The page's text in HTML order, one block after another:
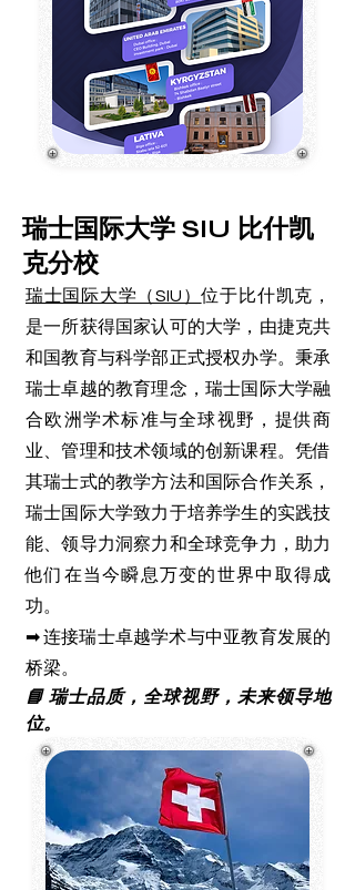
瑞士国际大学 SIU 比什凯
克分校
瑞士国际大学（SIU）位于比什凯克，
是一所获得国家认可的大学，由捷克共
和国教育与科学部正式授权办学。秉承
瑞士卓越的教育理念，瑞士国际大学融
合欧洲学术标准与全球视野，提供商
业、管理和技术领域的创新课程。凭借
其瑞士式的教学方法和国际合作关系，
瑞士国际大学致力于培养学生的实践技
能、领导力洞察力和全球竞争力，助力
他们在当今瞬息万变的世界中取得成
功。
➡ 连接瑞士卓越学术与中亚教育发展的
桥梁。
📘 瑞士品质，全球视野，未来领导地
位。